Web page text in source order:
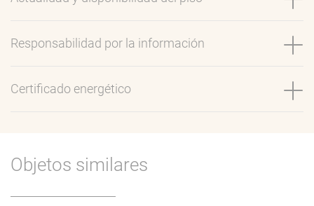
Responsabilidad por la información
Certificado energético
Objetos similares